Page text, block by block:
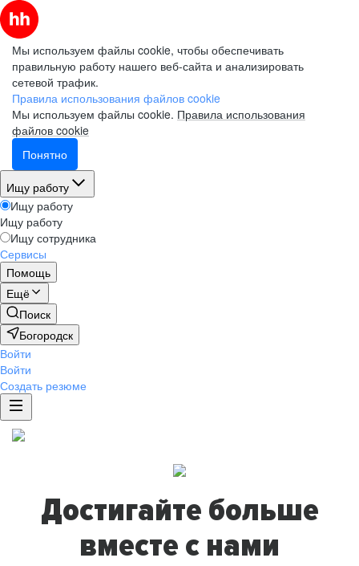
Мы используем файлы cookie, чтобы обеспечивать
правильную работу нашего веб-сайта и анализировать
сетевой трафик.
Правила использования файлов cookie
Мы используем файлы cookie. Правила использования
файлов cookie
Понятно
Ищу работу
Ищу работу
Ищу работу
Ищу сотрудника
Сервисы
Помощь
Ещё
Поиск
Богородск
Войти
Войти
Создать резюме
Достигайте больше
вместе с нами